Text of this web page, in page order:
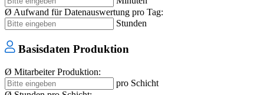
Ø Aufwand für Datenauswertung pro Tag:
Stunden
Basisdaten Produktion
Ø Mitarbeiter Produktion:
pro Schicht